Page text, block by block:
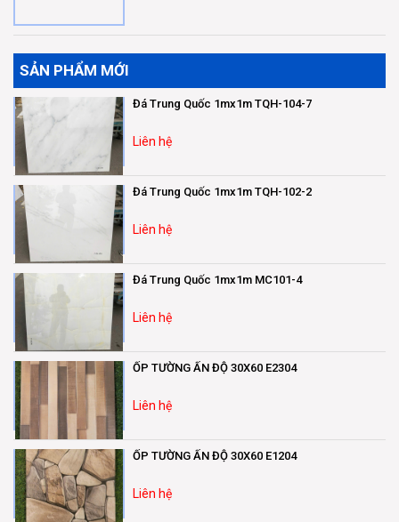
SẢN PHẨM MỚI
Đá Trung Quốc 1mx1m TQH-104-7
Liên hệ
Đá Trung Quốc 1mx1m TQH-102-2
Liên hệ
Đá Trung Quốc 1mx1m MC101-4
Liên hệ
ỐP TƯỜNG ẤN ĐỘ 30X60 E2304
Liên hệ
ỐP TƯỜNG ẤN ĐỘ 30X60 E1204
Liên hệ